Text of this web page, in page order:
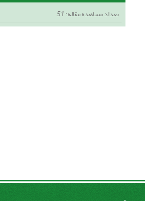
تعداد مشاهده مقاله:51